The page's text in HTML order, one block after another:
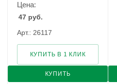
Цена:
47 руб.
Арт.: 26117
КУПИТЬ
КУПИТЬ В 1 КЛИК